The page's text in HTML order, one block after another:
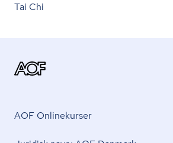
Tai Chi
AOF Onlinekurser